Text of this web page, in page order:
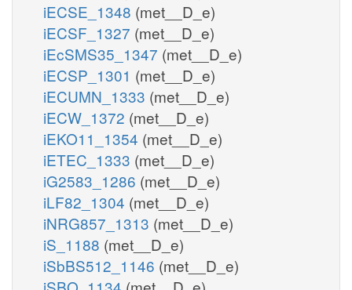
iECSE_1348 (met__D_e)
iECSF_1327 (met__D_e)
iEcSMS35_1347 (met__D_e)
iECSP_1301 (met__D_e)
iECUMN_1333 (met__D_e)
iECW_1372 (met__D_e)
iEKO11_1354 (met__D_e)
iETEC_1333 (met__D_e)
iG2583_1286 (met__D_e)
iLF82_1304 (met__D_e)
iNRG857_1313 (met__D_e)
iS_1188 (met__D_e)
iSbBS512_1146 (met__D_e)